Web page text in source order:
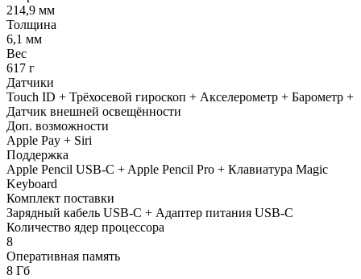
214,9 мм
Толщина
6,1 мм
Вес
617 г
Датчики
Touch ID + Трёхосевой гироскоп + Акселерометр + Барометр +
Датчик внешней освещённости
Доп. возможности
Apple Pay + Siri
Поддержка
Apple Pencil USB-C + Apple Pencil Pro + Клавиатура Magic
Keyboard
Комплект поставки
Зарядный кабель USB‑C + Адаптер питания USB‑C
Количество ядер процессора
8
Оперативная память
8 Гб